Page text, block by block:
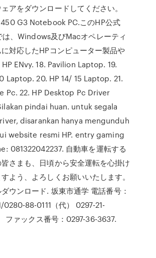
アをダウンロードしてください。
G3 Notebook PC.このHP公式
、Windows及びMacオペレーティ
対応したHPコンピューター製品や
HP ENvy. 18. Pavilion Laptop. 19.
Laptop. 20. HP 14/ 15 Laptop. 21.
Pc. 22. HP Desktop Pc Driver
pindai huan. untuk segala
disarankan hanya mengunduh
website resmi HP. entry gaming
081322042237. 自動車を運転する
皆さまも、日頃から安全運転を心掛け
よう、よろしくお願いいたします。
ウンロード. 坂東市通学 電話番号：
0280-88-0111（代） 0297-21-
ファックス番号：0297-36-3637.